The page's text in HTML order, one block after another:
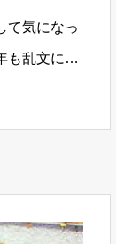
て気になっ
も乱文にお